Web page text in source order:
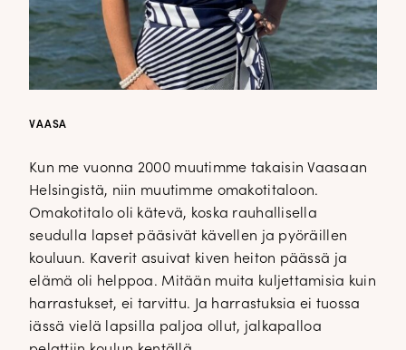
VAASA
Kun me vuonna 2000 muutimme takaisin Vaasaan
Helsingistä, niin muutimme omakotitaloon.
Omakotitalo oli kätevä, koska rauhallisella
seudulla lapset pääsivät kävellen ja pyöräillen
kouluun. Kaverit asuivat kiven heiton päässä ja
elämä oli helppoa. Mitään muita kuljettamisia kuin
harrastukset, ei tarvittu. Ja harrastuksia ei tuossa
iässä vielä lapsilla paljoa ollut, jalkapalloa